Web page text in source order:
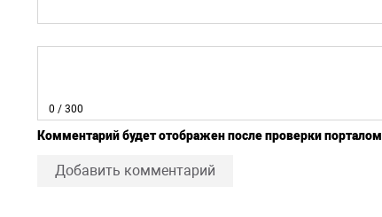
0 / 300
Комментарий будет отображен после проверки порталом
Добавить комментарий